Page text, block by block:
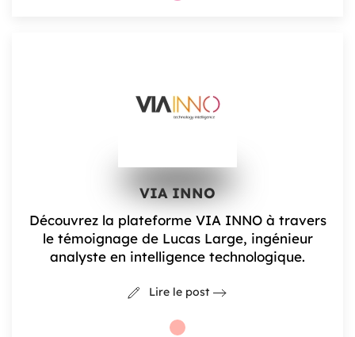
VIA INNO
Découvrez la plateforme VIA INNO à travers
le témoignage de Lucas Large, ingénieur
analyste en intelligence technologique.
Lire le post